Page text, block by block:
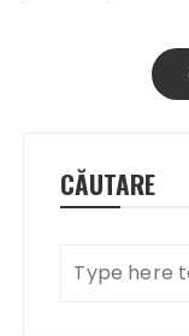
CĂUTARE